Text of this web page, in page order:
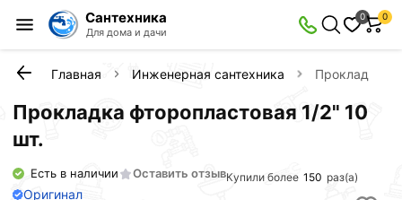
Сантехника
Для дома и дачи
0 0
Главная Инженерная сантехника Прокладка
Прокладка фторопластовая 1/2" 10
шт.
Есть в наличии Оставить отзывКупили более 150 раз(а)
Оригинал